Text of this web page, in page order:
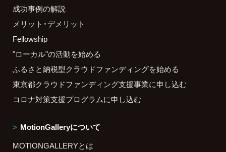
成功事例の解説
メリット・デメリット
Fellowship
"ローカル"の活動を始める
ふるさと納税型クラウドファンディングを始める
東京都クラウドファンディング支援事業に申し込む
コロナ対策支援プログラムに申し込む
MotionGalleryについて
MOTIONGALLERYとは